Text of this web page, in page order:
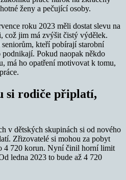
ženy a pečující osoby.
roku 2023 měli dostat slevu na
což jim má zvýšit čistý výdělek.
kteří pobírají starobní
Pokud naopak někdo
má ho opatření motivovat k tomu,
si rodiče připlatí,
v dětských skupinách si od nového
Zřizovatelé si mohou za pobyt
4 720 korun. Nyní činil horní limit
ledna 2023 to bude až 4 720